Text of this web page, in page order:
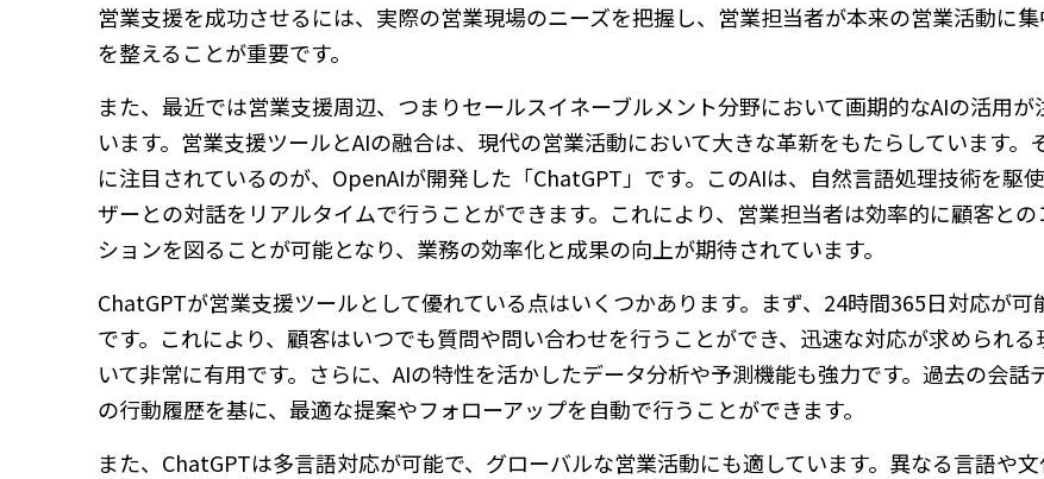
営業支援を成功させるには、実際の営業現場のニーズを把握し、営業担当者が本来の営業活動に
を整えることが重要です。
また、最近では営業支援周辺、つまりセールスイネーブルメント分野において画期的なAIの活用が
います。営業支援ツールとAIの融合は、現代の営業活動において大きな革新をもたらしています。
に注目されているのが、OpenAIが開発した「ChatGPT」です。このAIは、自然言語処理技術を駆
ザーとの対話をリアルタイムで行うことができます。これにより、営業担当者は効率的に顧客と
ションを図ることが可能となり、業務の効率化と成果の向上が期待されています。
ChatGPTが営業支援ツールとして優れている点はいくつかあります。まず、24時間365日対応が可
です。これにより、顧客はいつでも質問や問い合わせを行うことができ、迅速な対応が求められる
いて非常に有用です。さらに、AIの特性を活かしたデータ分析や予測機能も強力です。過去の会話
の行動履歴を基に、最適な提案やフォローアップを自動で行うことができます。
また、ChatGPTは多言語対応が可能で、グローバルな営業活動にも適しています。異なる言語や